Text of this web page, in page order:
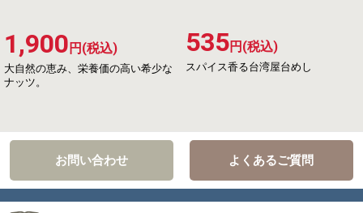
大自然の恵み、栄養価の高い希少な
ナッツ。
1,900 円(税込)
スパイス香る台湾屋台めし
535円(税込)
お問い合わせ よくあるご質問